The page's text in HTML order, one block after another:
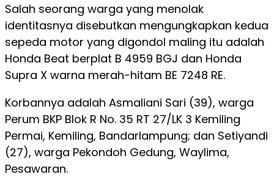
Salah seorang warga yang menolak
identitasnya disebutkan mengungkapkan kedua
sepeda motor yang digondol maling itu adalah
Honda Beat berplat B 4959 BGJ dan Honda
Supra X warna merah-hitam BE 7248 RE.
Korbannya adalah Asmaliani Sari (39), warga
Perum BKP Blok R No. 35 RT 27/LK 3 Kemiling
Permai, Kemiling, Bandarlampung; dan Setiyandi
(27), warga Pekondoh Gedung, Waylima,
Pesawaran.